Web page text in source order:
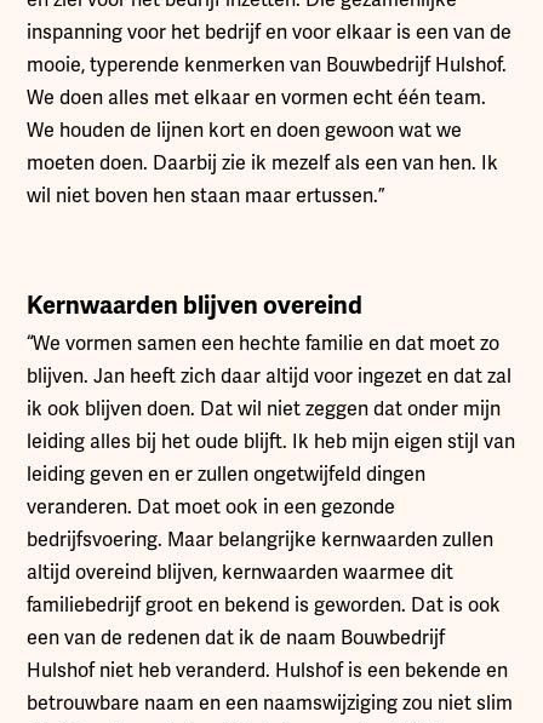
inspanning voor het bedrijf en voor elkaar is een van de
mooie, typerende kenmerken van Bouwbedrijf Hulshof.
We doen alles met elkaar en vormen echt één team.
We houden de lijnen kort en doen gewoon wat we
moeten doen. Daarbij zie ik mezelf als een van hen. Ik
wil niet boven hen staan maar ertussen.”
Kernwaarden blijven overeind
“We vormen samen een hechte familie en dat moet zo
blijven. Jan heeft zich daar altijd voor ingezet en dat zal
ik ook blijven doen. Dat wil niet zeggen dat onder mijn
leiding alles bij het oude blijft. Ik heb mijn eigen stijl van
leiding geven en er zullen ongetwijfeld dingen
veranderen. Dat moet ook in een gezonde
bedrijfsvoering. Maar belangrijke kernwaarden zullen
altijd overeind blijven, kernwaarden waarmee dit
familiebedrijf groot en bekend is geworden. Dat is ook
een van de redenen dat ik de naam Bouwbedrijf
Hulshof niet heb veranderd. Hulshof is een bekende en
betrouwbare naam en een naamswijziging zou niet slim